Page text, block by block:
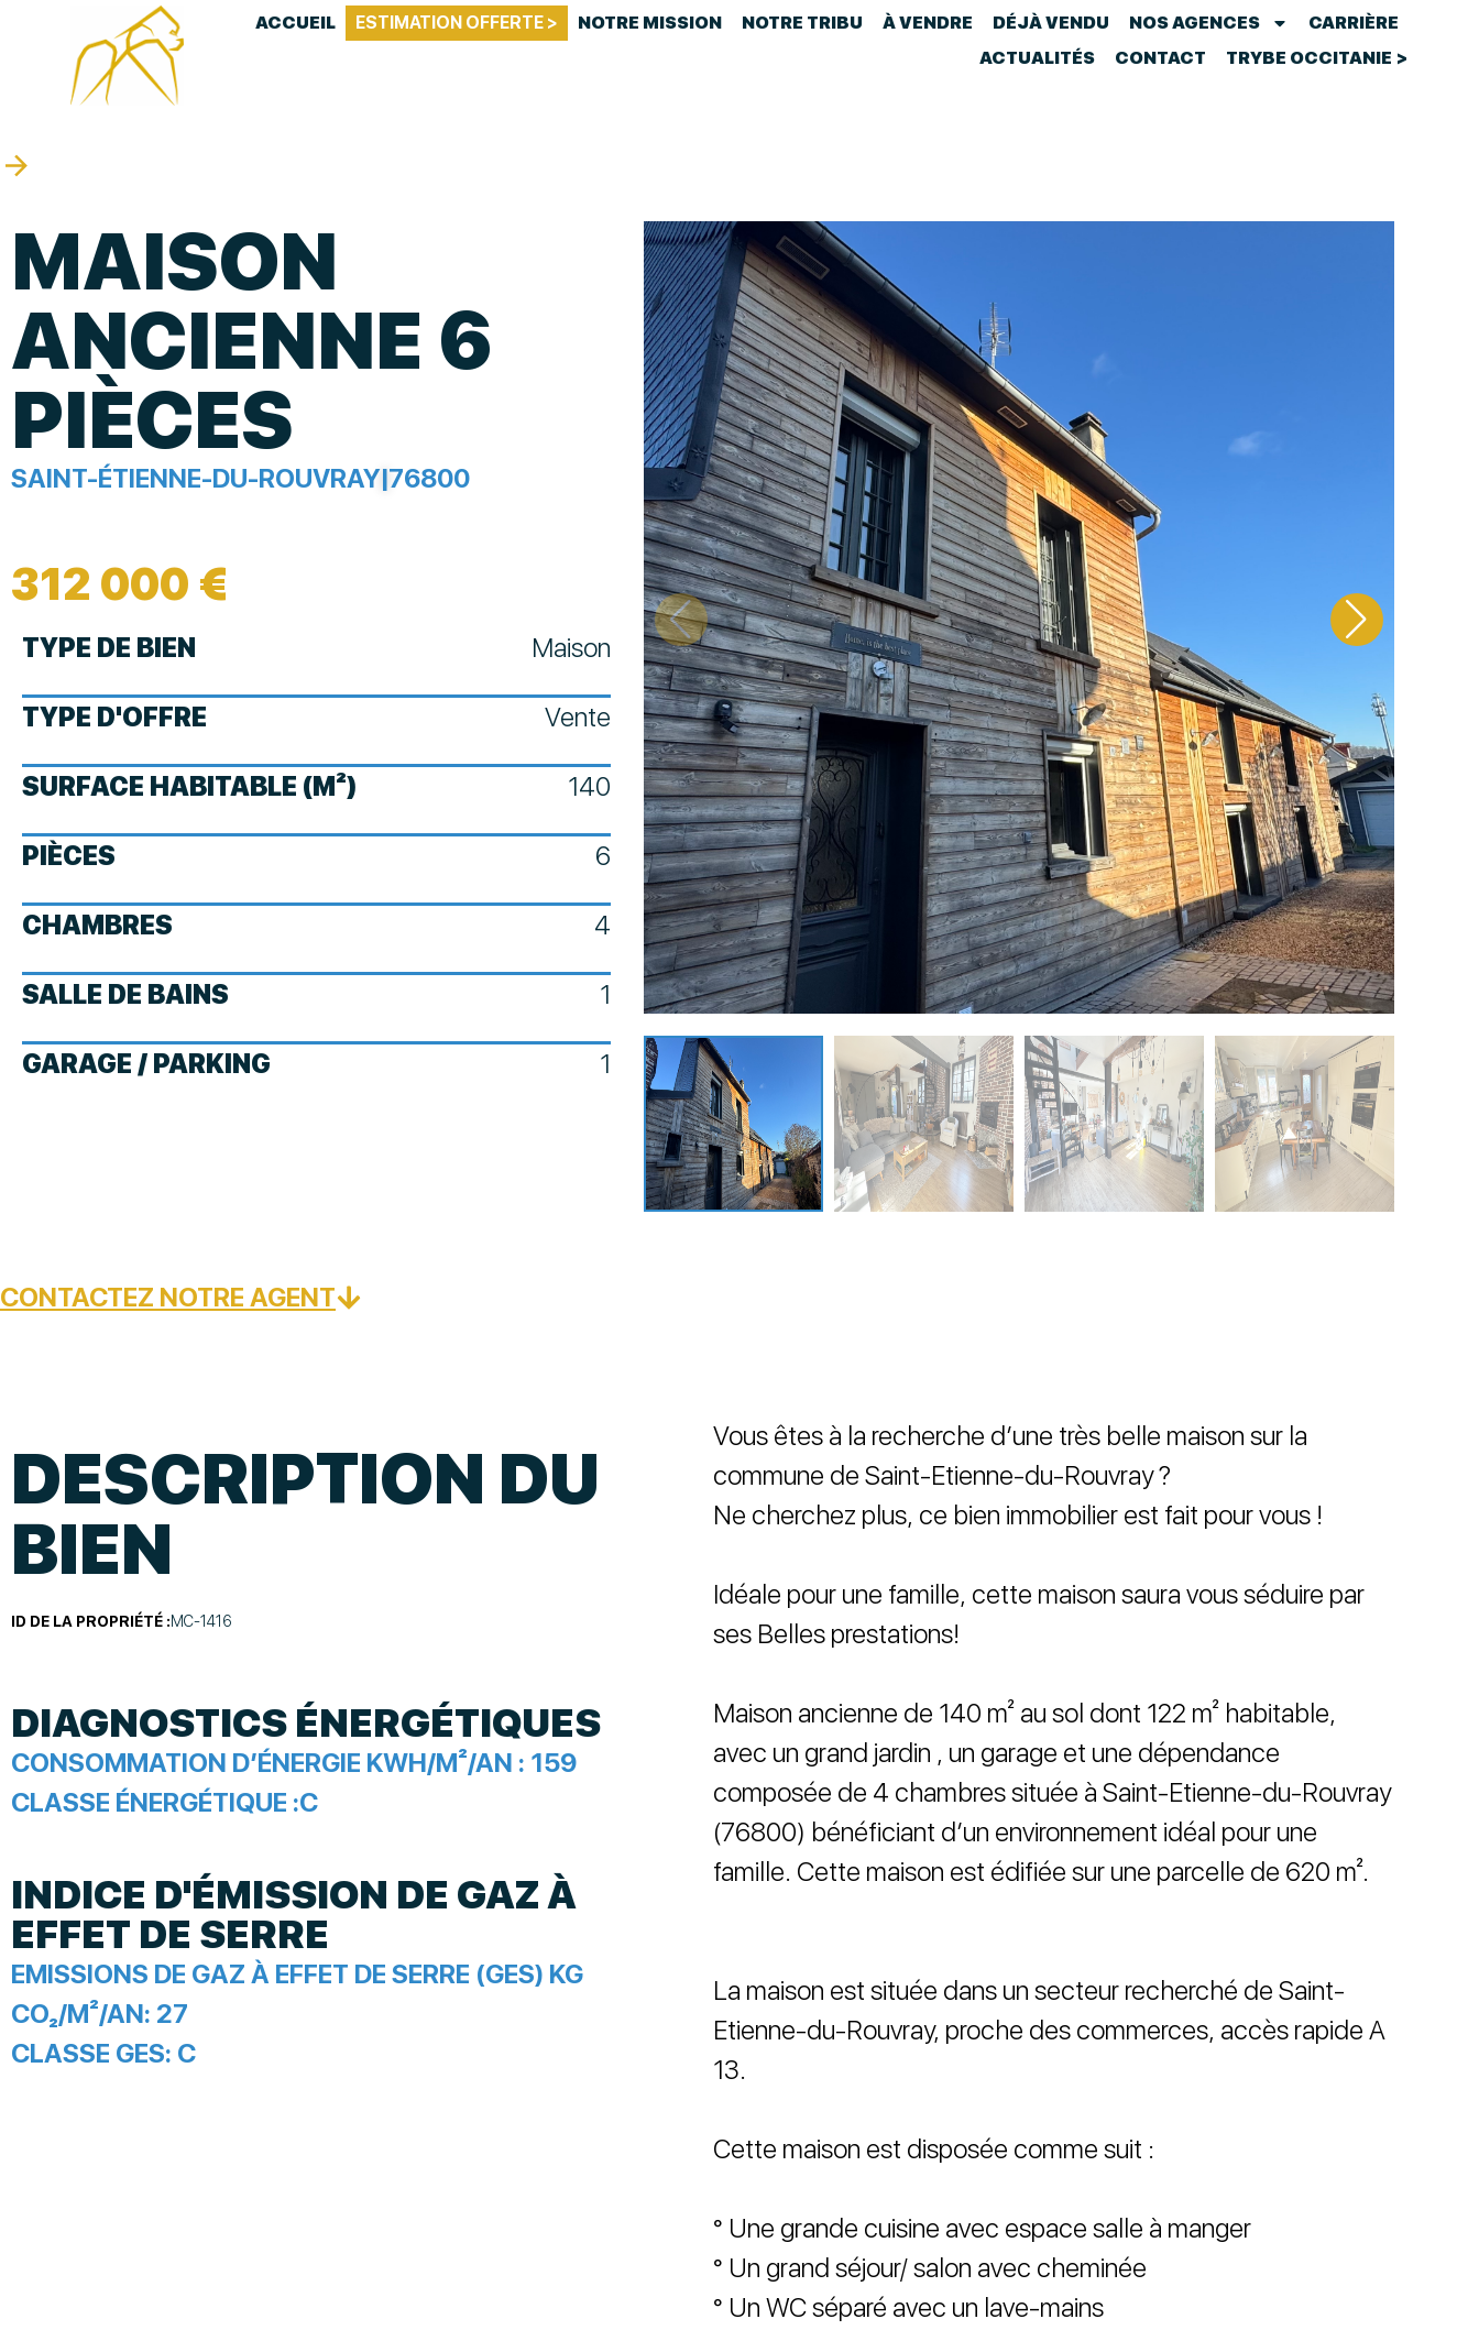
ACCUEIL ESTIMATION OFFERTE > NOTRE MISSION NOTRE TRIBU À VENDRE DÉJÀ VENDU NOS AGENCES
CARRIÈRE
ACTUALITÉS
CONTACT TRYBE OCCITANIE >
MAISON
ANCIENNE 6
PIÈCES
SAINT-ÉTIENNE-DU-ROUVRAY|76800
312 000 €
TYPE DE BIEN Maison
TYPE D'OFFRE Vente
SURFACE HABITABLE (M²) 140
PIÈCES 6
CHAMBRES 4
SALLE DE BAINS 1
GARAGE / PARKING 1
CONTACTEZ NOTRE AGENT
DESCRIPTION DU
BIEN
ID DE LA PROPRIÉTÉ :MC-1416
DIAGNOSTICS ÉNERGÉTIQUES
CONSOMMATION D’ÉNERGIE KWH/M²/AN : 159
CLASSE ÉNERGÉTIQUE :C
INDICE D'ÉMISSION DE GAZ À
EFFET DE SERRE
EMISSIONS DE GAZ À EFFET DE SERRE (GES) KG
CO₂/M²/AN: 27
CLASSE GES: C
Vous êtes à la recherche d’une très belle maison sur la
commune de Saint-Etienne-du-Rouvray ?
Ne cherchez plus, ce bien immobilier est fait pour vous !
Idéale pour une famille, cette maison saura vous séduire par
ses Belles prestations!
Maison ancienne de 140 m² au sol dont 122 m² habitable,
avec un grand jardin , un garage et une dépendance
composée de 4 chambres située à Saint-Etienne-du-Rouvray
(76800) bénéficiant d’un environnement idéal pour une
famille. Cette maison est édifiée sur une parcelle de 620 m².
La maison est située dans un secteur recherché de Saint-
Etienne-du-Rouvray, proche des commerces, accès rapide A
13.
Cette maison est disposée comme suit :
° Une grande cuisine avec espace salle à manger
° Un grand séjour/ salon avec cheminée
° Un WC séparé avec un lave-mains